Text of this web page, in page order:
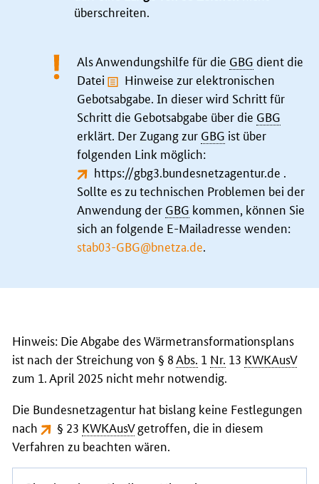
überschreiten.
Als Anwendungshilfe für die GBG dient die
Datei
Hinweise zur elektronischen
Gebotsabgabe. In dieser wird Schritt für
Schritt die Gebotsabgabe über die GBG
erklärt. Der Zugang zur GBG ist über
folgenden Link möglich:
https://gbg3.bundesnetzagentur.de .
Sollte es zu technischen Problemen bei der
Anwendung der GBG kommen, können Sie
sich an folgende E-Mailadresse wenden:
stab03-GBG@bnetza.de.
Hinweis: Die Abgabe des Wärmetransformationsplans
ist nach der Streichung von § 8Abs. 1 Nr. 13 KWKAusV
zum 1. April 2025 nicht mehr notwendig.
Die Bundesnetzagentur hat bislang keine Festlegungen
nach
§ 23 KWKAusVgetroffen, die in diesem
Verfahren zu beachten wären.